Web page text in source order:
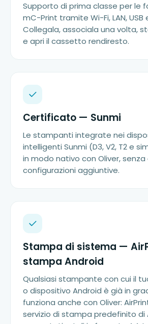
Supporto di prima classe per le
mC-Print tramite Wi-Fi, LAN,
Collegala, associala una volta,
e apri il cassetto rendiresto.
Certificato — Sunmi
Le stampanti integrate nei
intelligenti Sunmi (D3, V2, T2 e
in modo nativo con Oliver, senza
configurazioni aggiuntive.
Stampa di sistema —
stampa Android
Qualsiasi stampante con cui il
o dispositivo Android è già in
funziona anche con Oliver:
servizio di stampa predefinito di